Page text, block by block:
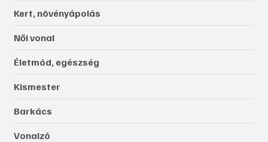
Kert, növényápolás
Női vonal
Életmód, egészség
Kismester
Barkács
Vonalzó